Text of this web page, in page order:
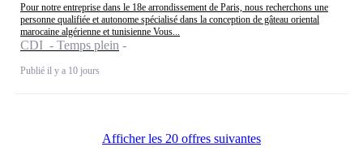
Pour notre entreprise dans le 18e arrondissement de Paris, nous recherchons une
personne qualifiée et autonome spécialisé dans la conception de gâteau oriental
marocaine algérienne et tunisienne Vous...
CDI - Temps plein
Publié il y a 10 jours
Afficher les 20 offres suivantes